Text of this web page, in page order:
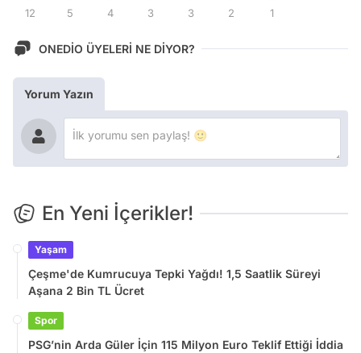
12 5 4 3 3 2 1
ONEDİO ÜYELERİ NE DİYOR?
Yorum Yazın
En Yeni İçerikler!
Yaşam
Çeşme'de Kumrucuya Tepki Yağdı! 1,5 Saatlik Süreyi
Aşana 2 Bin TL Ücret
Spor
PSG’nin Arda Güler İçin 115 Milyon Euro Teklif Ettiği İddia